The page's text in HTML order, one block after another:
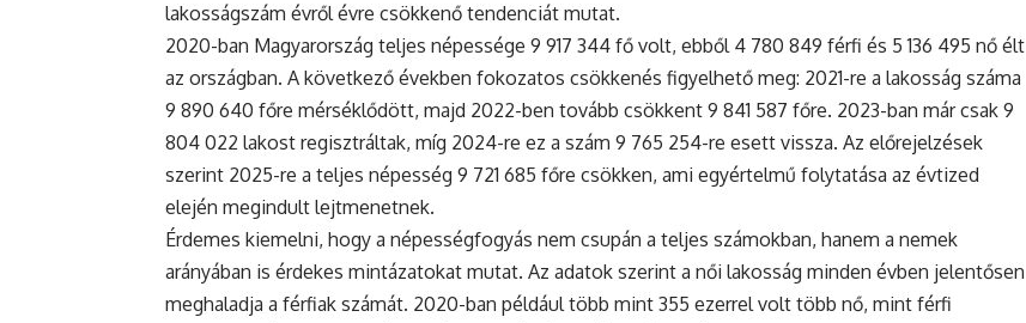
lakosságszám évről évre csökkenő tendenciát mutat.
2020-ban Magyarország teljes népessége 9 917 344 fő volt, ebből 4 780 849 férfi és 5 136 495 nő élt
az országban. A következő években fokozatos csökkenés figyelhető meg: 2021-re a lakosság száma
9 890 640 főre mérséklődött, majd 2022-ben tovább csökkent 9 841 587 főre. 2023-ban már csak 9
804 022 lakost regisztráltak, míg 2024-re ez a szám 9 765 254-re esett vissza. Az előrejelzések
szerint 2025-re a teljes népesség 9 721 685 főre csökken, ami egyértelmű folytatása az évtized
elején megindult lejtmenetnek.
Érdemes kiemelni, hogy a népességfogyás nem csupán a teljes számokban, hanem a nemek
arányában is érdekes mintázatokat mutat. Az adatok szerint a női lakosság minden évben jelentősen
meghaladja a férfiak számát. 2020-ban például több mint 355 ezerrel volt több nő, mint férfi